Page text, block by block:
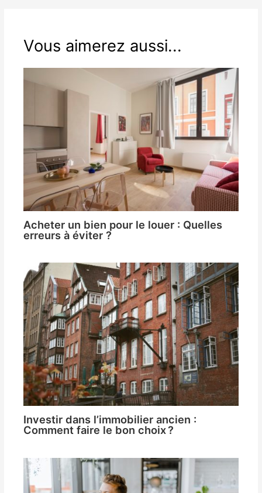
Vous aimerez aussi...
Acheter un bien pour le louer : Quelles
erreurs à éviter ?
Investir dans l’immobilier ancien :
Comment faire le bon choix ?